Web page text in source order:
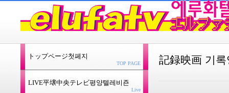
記録映画 기록
トップページ첫페지
TOP PAGE
LIVE平壌中央テレビ평양텔레비죤
Live